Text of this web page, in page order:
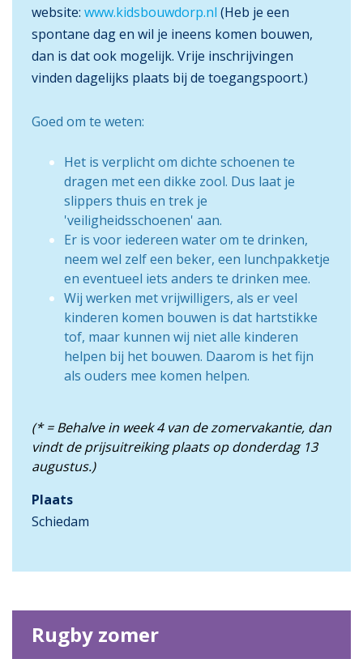
website: www.kidsbouwdorp.nl (Heb je een
spontane dag en wil je ineens komen bouwen,
dan is dat ook mogelijk. Vrije inschrijvingen
vinden dagelijks plaats bij de toegangspoort.)
Goed om te weten:
Het is verplicht om dichte schoenen te
dragen met een dikke zool. Dus laat je
slippers thuis en trek je
'veiligheidsschoenen' aan.
Er is voor iedereen water om te drinken,
neem wel zelf een beker, een lunchpakketje
en eventueel iets anders te drinken mee.
Wij werken met vrijwilligers, als er veel
kinderen komen bouwen is dat hartstikke
tof, maar kunnen wij niet alle kinderen
helpen bij het bouwen. Daarom is het fijn
als ouders mee komen helpen.
(* = Behalve in week 4 van de zomervakantie, dan
vindt de prijsuitreiking plaats op donderdag 13
augustus.)
Plaats
Schiedam
Rugby zomer